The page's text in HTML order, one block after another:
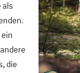
als
die